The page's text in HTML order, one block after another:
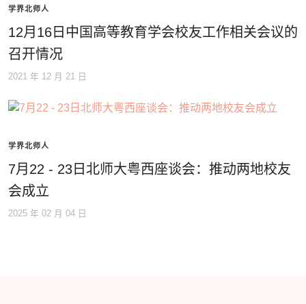
学界北师人
12月16日中国高等教育学会校友工作相关会议的
召开情况
2021 年 12 月 21 日
学界北师人
7月22 - 23日北师大粤西座谈会：推动两地校友
会成立
2025 年 02 月 04 日